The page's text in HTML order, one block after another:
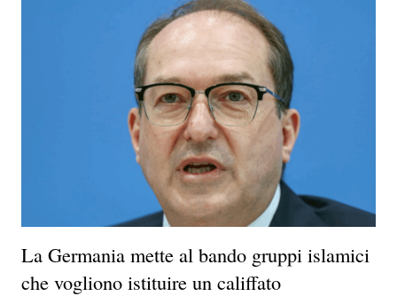
La Germania mette al bando gruppi islamici
che vogliono istituire un califfato